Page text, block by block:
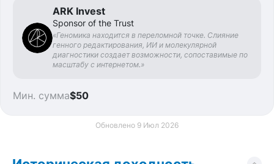
ARK Invest
Sponsor of the Trust
«Геномика находится в переломной точке. Слияние
генного редактирования, ИИ и молекулярной
диагностики создает возможности, сопоставимые по
масштабу с интернетом.»
$50
Мин. сумма
Обновлено 9 Июл 2026